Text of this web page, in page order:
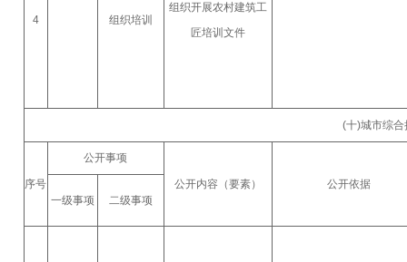
4 组织培训
组织开展农村建筑工
匠培训文件
(十)城市综
序号
公开事项
公开内容（要素）
公开依据
一级事项
二级事项